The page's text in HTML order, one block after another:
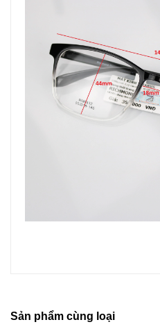
Sản phẩm cùng loại